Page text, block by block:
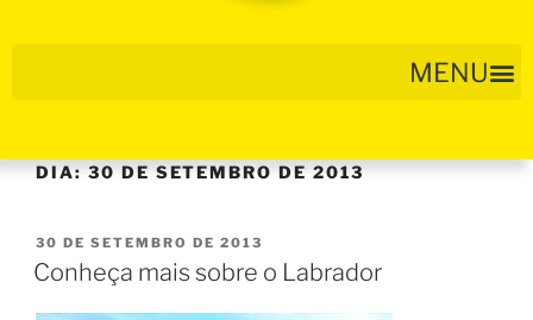
DIA:30 DE SETEMBRO DE 2013
30 DE SETEMBRO DE 2013
Conheça mais sobre o Labrador